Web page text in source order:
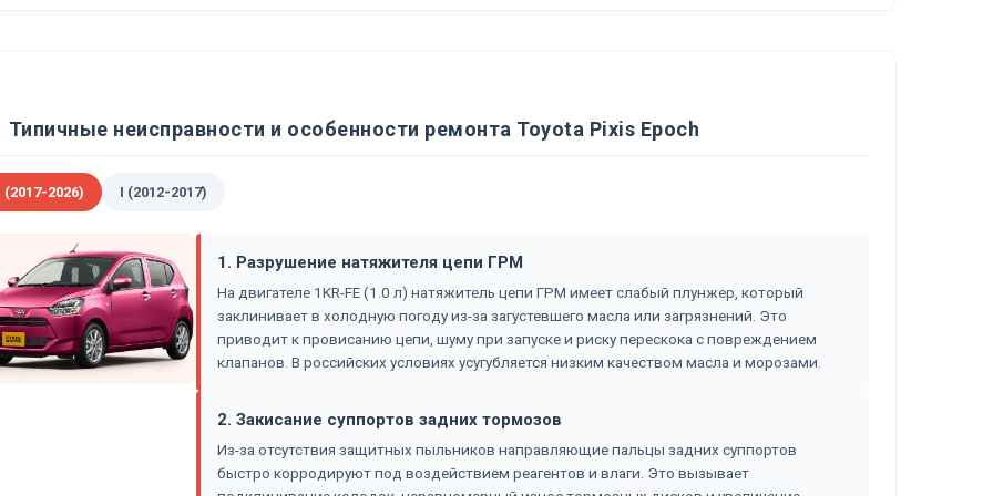
Типичные неисправности и особенности ремонта Toyota Pixis Epoch
(2017-2026) I (2012-2017)
1. Разрушение натяжителя цепи ГРМ
На двигателе 1KR-FE (1.0 л) натяжитель цепи ГРМ имеет слабый плунжер, который
заклинивает в холодную погоду из-за загустевшего масла или загрязнений. Это
приводит к провисанию цепи, шуму при запуске и риску перескока с повреждением
клапанов. В российских условиях усугубляется низким качеством масла и морозами.
2. Закисание суппортов задних тормозов
Из-за отсутствия защитных пыльников направляющие пальцы задних суппортов
быстро корродируют под воздействием реагентов и влаги. Это вызывает